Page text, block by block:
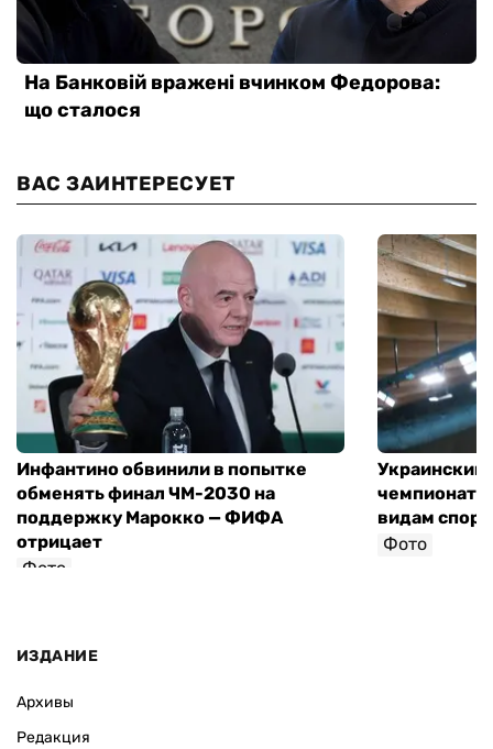
ВАС ЗАИНТЕРЕСУЕТ
Инфантино обвинили в попытке
обменять финал ЧМ-2030 на
поддержку Марокко — ФИФА
отрицает
Фото
Украинский
чемпионат
видам
Фото
ИЗДАНИЕ
Архивы
Редакция